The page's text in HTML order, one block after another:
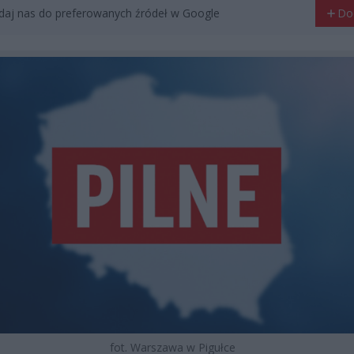
nas do preferowanych źródeł w Google
fot. Warszawa w Pigułce